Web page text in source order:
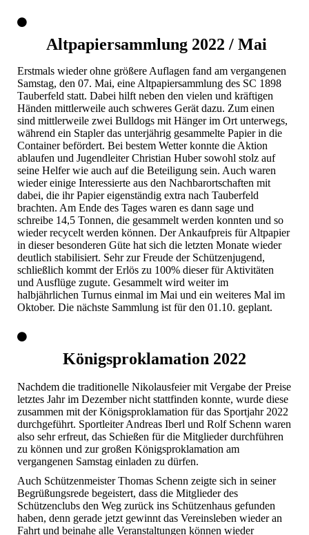
Altpapiersammlung 2022 / Mai
Erstmals wieder ohne größere Auflagen fand am vergangenen
Samstag, den 07. Mai, eine Altpapiersammlung des SC 1898
Tauberfeld statt. Dabei hilft neben den vielen und kräftigen
Händen mittlerweile auch schweres Gerät dazu. Zum einen
sind mittlerweile zwei Bulldogs mit Hänger im Ort unterwegs,
während ein Stapler das unterjährig gesammelte Papier in die
Container befördert. Bei bestem Wetter konnte die Aktion
ablaufen und Jugendleiter Christian Huber sowohl stolz auf
seine Helfer wie auch auf die Beteiligung sein. Auch waren
wieder einige Interessierte aus den Nachbarortschaften mit
dabei, die ihr Papier eigenständig extra nach Tauberfeld
brachten. Am Ende des Tages waren es dann sage und
schreibe 14,5 Tonnen, die gesammelt werden konnten und so
wieder recycelt werden können. Der Ankaufpreis für Altpapier
in dieser besonderen Güte hat sich die letzten Monate wieder
deutlich stabilisiert. Sehr zur Freude der Schützenjugend,
schließlich kommt der Erlös zu 100% dieser für Aktivitäten
und Ausflüge zugute. Gesammelt wird weiter im
halbjährlichen Turnus einmal im Mai und ein weiteres Mal im
Oktober. Die nächste Sammlung ist für den 01.10. geplant.
Königsproklamation 2022
Nachdem die traditionelle Nikolausfeier mit Vergabe der Preise
letztes Jahr im Dezember nicht stattfinden konnte, wurde diese
zusammen mit der Königsproklamation für das Sportjahr 2022
durchgeführt. Sportleiter Andreas Iberl und Rolf Schenn waren
also sehr erfreut, das Schießen für die Mitglieder durchführen
zu können und zur großen Königsproklamation am
vergangenen Samstag einladen zu dürfen.
Auch Schützenmeister Thomas Schenn zeigte sich in seiner
Begrüßungsrede begeistert, dass die Mitglieder des
Schützenclubs den Weg zurück ins Schützenhaus gefunden
haben, denn gerade jetzt gewinnt das Vereinsleben wieder an
Fahrt und beinahe alle Veranstaltungen können wieder